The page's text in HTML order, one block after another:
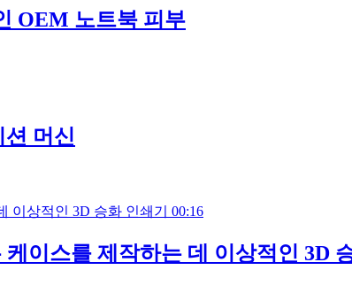
OEM 노트북 피부
머신
00:16
이스를 제작하는 데 이상적인 3D